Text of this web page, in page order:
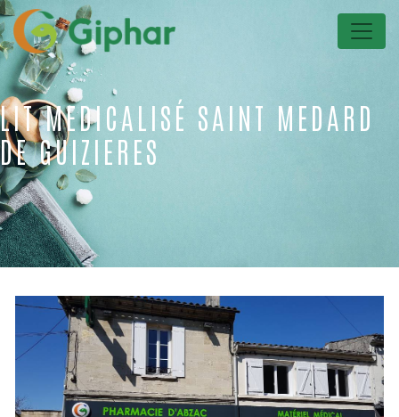
Panneau de gestion des cookies
LIT MEDICALISÉ SAINT MEDARD
DE GUIZIERES